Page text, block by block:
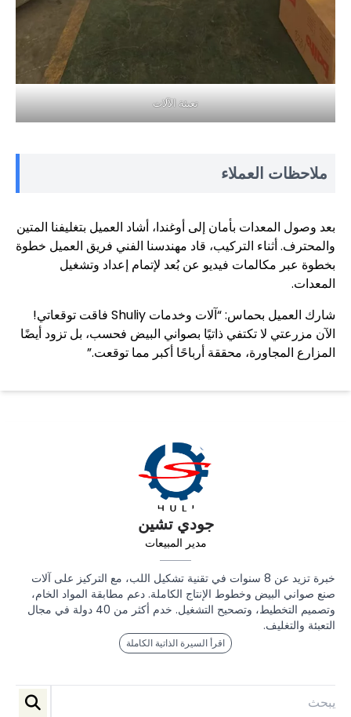
جودي تشين
مدير المبيعات
خبرة تزيد عن 8 سنوات في تقنية تشكيل اللب، مع التركيز على آلات
صنع صواني البيض وخطوط الإنتاج الكاملة. دعم مطابقة المواد الخام،
وتصميم التخطيط، وتصحيح التشغيل. خدم أكثر من 40 دولة في مجال
التعبئة والتغليف.
اقرأ السيرة الذاتية الكاملة
تعبئة الآلات
ملاحظات العملاء
بعد وصول المعدات بأمان إلى أوغندا، أشاد العميل بتغليفنا المتين
والمحترف. أثناء التركيب، قاد مهندسنا الفني فريق العميل خطوة
بخطوة عبر مكالمات فيديو عن بُعد لإتمام إعداد وتشغيل
المعدات.
شارك العميل بحماس: “آلات وخدمات Shuliy فاقت توقعاتي!
الآن مزرعتي لا تكتفي ذاتيًا بصواني البيض فحسب، بل تزود أيضًا
المزارع المجاورة، محققة أرباحًا أكبر مما توقعت.”